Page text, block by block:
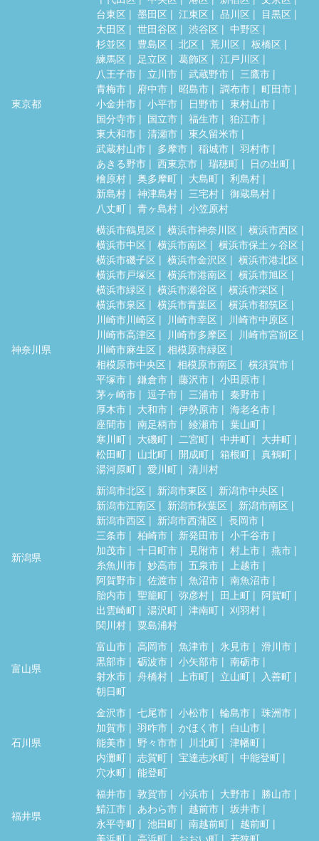
東京都
台東区
墨田区 江東区 品川区
目黒区
大田区
世田谷区 渋谷区
中野区
杉並区
豊島区 北区 荒川区
板橋区
練馬区
足立区 葛飾区
江戸川区
八王子市
立川市 武蔵野市
三鷹市
青梅市
府中市 昭島市 調布市
町田市
小金井市
小平市 日野市
東村山市
国分寺市
国立市 福生市
狛江市
東大和市
清瀬市
東久留米市
武蔵村山市
多摩市 稲城市
羽村市
あきる野市
西東京市 瑞穂町
日の出町
檜原村
奥多摩町 大島町
利島村
新島村
神津島村 三宅村
御蔵島村
八丈町
青ヶ島村 小笠原村
神奈川県
横浜市鶴見区 横浜市神奈川区
横浜市西区
横浜市中区
横浜市南区
横浜市保土ヶ谷区
横浜市磯子区
横浜市金沢区
横浜市港北区
横浜市戸塚区
横浜市港南区
横浜市旭区
横浜市緑区
横浜市瀬谷区
横浜市栄区
横浜市泉区
横浜市青葉区
横浜市都筑区
川崎市川崎区
川崎市幸区
川崎市中原区
川崎市高津区
川崎市多摩区
川崎市宮前区
川崎市麻生区
相模原市緑区
相模原市中央区
相模原市南区
横須賀市
平塚市
鎌倉市 藤沢市
小田原市
茅ヶ崎市
逗子市 三浦市
秦野市
厚木市
大和市 伊勢原市
海老名市
座間市
南足柄市 綾瀬市
葉山町
寒川町
大磯町 二宮町 中井町
大井町
松田町
山北町 開成町 箱根町
真鶴町
湯河原町
愛川町 清川村
新潟県
新潟市北区 新潟市東区
新潟市中央区
新潟市江南区
新潟市秋葉区
新潟市南区
新潟市西区
新潟市西蒲区
長岡市
三条市
柏崎市 新発田市
小千谷市
加茂市
十日町市 見附市 村上市
燕市
糸魚川市
妙高市 五泉市
上越市
阿賀野市
佐渡市 魚沼市
南魚沼市
胎内市
聖籠町 弥彦村 田上町
阿賀町
出雲崎町
湯沢町 津南町
刈羽村
関川村
粟島浦村
富山県
富山市 高岡市 魚津市 氷見市
滑川市
黒部市
砺波市 小矢部市
南砺市
射水市
舟橋村 上市町 立山町
入善町
朝日町
石川県
金沢市 七尾市 小松市 輪島市
珠洲市
加賀市
羽咋市 かほく市
白山市
能美市
野々市市 川北町
津幡町
内灘町
志賀町 宝達志水町
中能登町
穴水町
能登町
福井県
福井市 敦賀市 小浜市 大野市
勝山市
鯖江市
あわら市 越前市
坂井市
永平寺町
池田町 南越前町
越前町
美浜町
高浜町 おおい町 若狭町